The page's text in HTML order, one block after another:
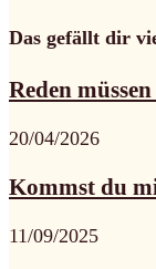
Das gefällt dir
Reden
20/04/2026
Kommst du
11/09/2025